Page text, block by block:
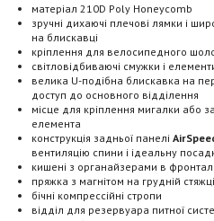
матеріал 210D Poly Honeycomb
зручні дихаючі плечові лямки і
на блискавці
кріплення для велосипедного
світловідбиваючі смужки і
велика U-подібна блискавка на
доступ до основного відділення
місце для кріплення мигалки або
елемента
конструкція задньої панелі
вентиляцію спини і ідеальну
кишені з органайзерами в
пряжка з магнітом на грудній стяжці
бічні компрессійні стропи
відділ для резервуара питної